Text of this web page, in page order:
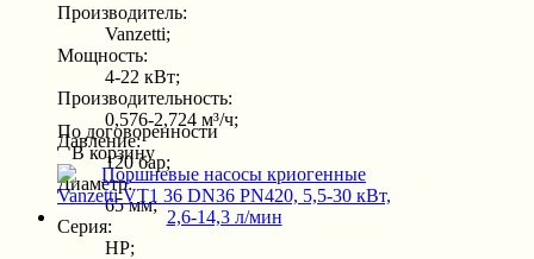
Производитель:
Vanzetti;
Мощность:
4-22 кВт;
Производительность:
0,576-2,724 м³/ч;
Давление:
120 бар;
Диаметр:
65 мм;
Серия:
HP;
По договоренности
В корзину